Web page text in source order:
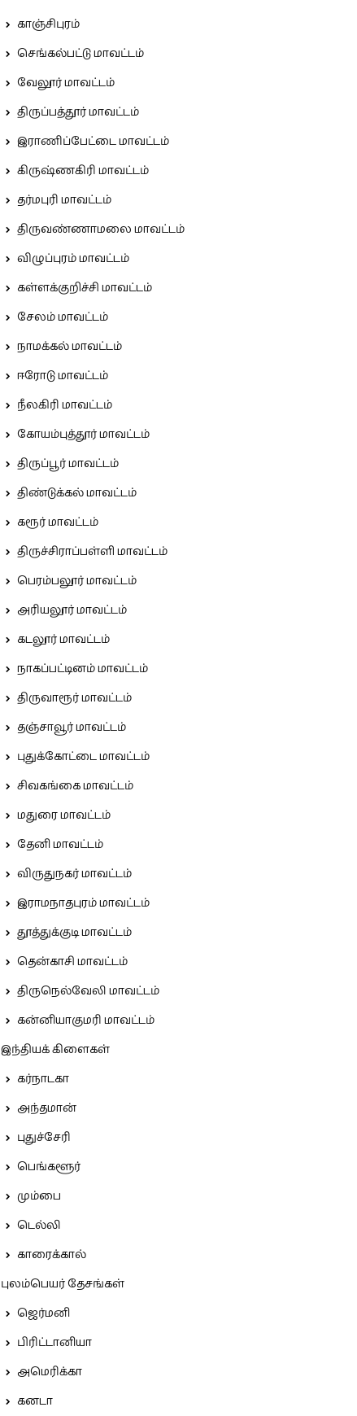
காஞ்சிபுரம்
செங்கல்பட்டு மாவட்டம்
வேலூர் மாவட்டம்
திருப்பத்தூர் மாவட்டம்
இராணிப்பேட்டை மாவட்டம்
கிருஷ்ணகிரி மாவட்டம்
தர்மபுரி மாவட்டம்
திருவண்ணாமலை மாவட்டம்
விழுப்புரம் மாவட்டம்
கள்ளக்குறிச்சி மாவட்டம்
சேலம் மாவட்டம்
நாமக்கல் மாவட்டம்
ஈரோடு மாவட்டம்
நீலகிரி மாவட்டம்
கோயம்புத்தூர் மாவட்டம்
திருப்பூர் மாவட்டம்
திண்டுக்கல் மாவட்டம்
கரூர் மாவட்டம்
திருச்சிராப்பள்ளி மாவட்டம்
பெரம்பலூர் மாவட்டம்
அரியலூர் மாவட்டம்
கடலூர் மாவட்டம்
நாகப்பட்டினம் மாவட்டம்
திருவாரூர் மாவட்டம்
தஞ்சாவூர் மாவட்டம்
புதுக்கோட்டை மாவட்டம்
சிவகங்கை மாவட்டம்
மதுரை மாவட்டம்
தேனி மாவட்டம்
விருதுநகர் மாவட்டம்
இராமநாதபுரம் மாவட்டம்
தூத்துக்குடி மாவட்டம்
தென்காசி மாவட்டம்
திருநெல்வேலி மாவட்டம்
கன்னியாகுமரி மாவட்டம்
இந்தியக் கிளைகள்
கர்நாடகா
அந்தமான்
புதுச்சேரி
பெங்களூர்
மும்பை
டெல்லி
காரைக்கால்
புலம்பெயர் தேசங்கள்
ஜெர்மனி
பிரிட்டானியா
அமெரிக்கா
கனடா